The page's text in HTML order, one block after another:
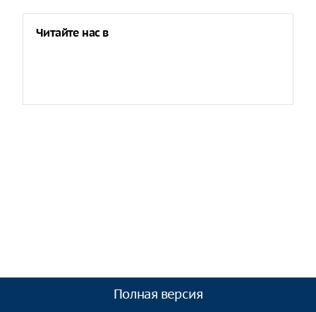
Читайте нас в
Полная версия